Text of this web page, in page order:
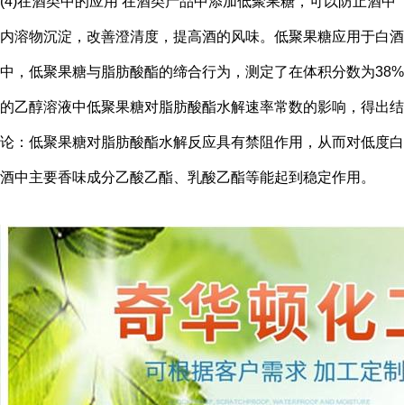
内溶物沉淀，改善澄清度，提高酒的风味。低聚果糖应用于白酒
中，低聚果糖与脂肪酸酯的缔合行为，测定了在体积分数为38%
的乙醇溶液中低聚果糖对脂肪酸酯水解速率常数的影响，得出结
论：低聚果糖对脂肪酸酯水解反应具有禁阻作用，从而对低度白
酒中主要香味成分乙酸乙酯、乳酸乙酯等能起到稳定作用。